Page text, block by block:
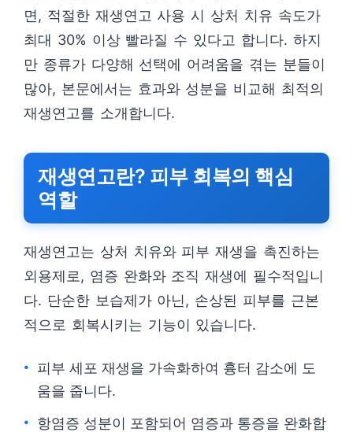
면, 적절한 재생연고 사용 시 상처 치유 속도가
최대 30% 이상 빨라질 수 있다고 합니다. 하지
만 종류가 다양해 선택에 어려움을 겪는 분들이
많아, 본문에서는 효과와 성분을 비교해 최적의
재생연고를 소개합니다.
재생연고란? 피부 회복의 핵심
역할
재생연고는 상처 치유와 피부 재생을 촉진하는
외용제로, 염증 완화와 조직 재생에 필수적입니
다. 단순한 보습제가 아닌, 손상된 피부를 근본
적으로 회복시키는 기능이 있습니다.
피부 세포 재생을 가속화하여 흉터 감소에 도
움을 줍니다.
항염증 성분이 포함되어 염증과 통증을 완화합